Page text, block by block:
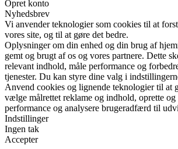
Opret konto
Nyhedsbrev
Vi anvender teknologier som cookies til at
vores site, og til at gøre det bedre.
Oplysninger om din enhed og din brug af
gemt og brugt af os og vores partnere. Dette
relevant indhold, måle performance og
tjenester. Du kan styre dine valg i
Anvend cookies og lignende teknologier til at
vælge målrettet reklame og indhold, oprette
performance og analysere brugeradfærd til
Indstillinger
Ingen tak
Accepter